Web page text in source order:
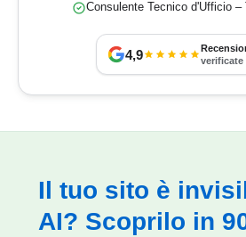
Consulente Tecnico d'Ufficio –
4,9
verificate
Il tuo sito è
AI? Scoprilo in